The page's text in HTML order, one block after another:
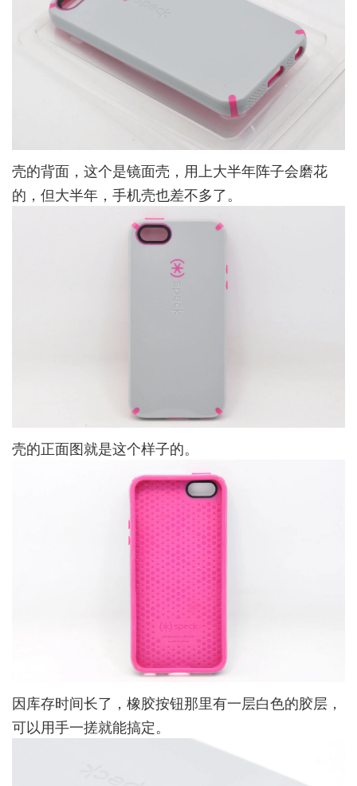
壳的背面，这个是镜面壳，用上大半年阵子会磨花
的，但大半年，手机壳也差不多了。
壳的正面图就是这个样子的。
因库存时间长了，橡胶按钮那里有一层白色的胶层，
可以用手一搓就能搞定。